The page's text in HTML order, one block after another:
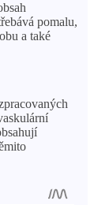
pomalu,
a také